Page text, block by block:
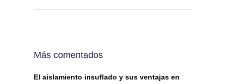
Más comentados
El aislamiento insuflado y sus ventajas en